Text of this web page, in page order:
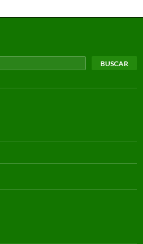
BUSCAR